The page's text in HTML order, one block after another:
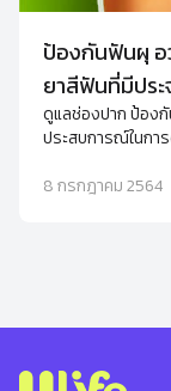
ป้องกันฟันผุ
ยาสีฟันที่มีประ
ดูแลช่องปาก ป้อง
ประสบการณ์ในกา
อย่างมั่นใจมากกว่าที่
8 กรกฎาคม 2564